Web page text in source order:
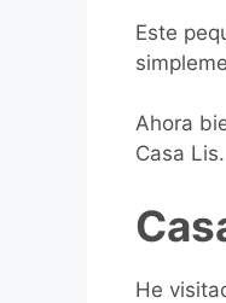
Este
Ahora
Casa Lis.
He